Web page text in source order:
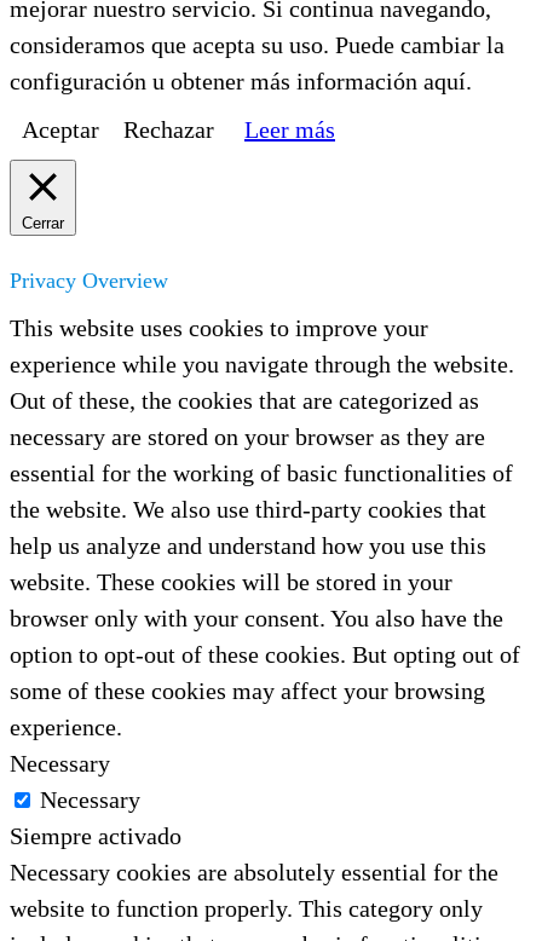
mejorar nuestro servicio. Si continua navegando,
consideramos que acepta su uso. Puede cambiar la
configuración u obtener más información aquí.
Aceptar
Rechazar Leer más
Cerrar
Privacy Overview
This website uses cookies to improve your
experience while you navigate through the website.
Out of these, the cookies that are categorized as
necessary are stored on your browser as they are
essential for the working of basic functionalities of
the website. We also use third-party cookies that
help us analyze and understand how you use this
website. These cookies will be stored in your
browser only with your consent. You also have the
option to opt-out of these cookies. But opting out of
some of these cookies may affect your browsing
experience.
Necessary
Necessary
Siempre activado
Necessary cookies are absolutely essential for the
website to function properly. This category only